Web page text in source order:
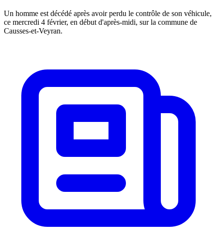
Un homme est décédé après avoir perdu le contrôle de son véhicule,
ce mercredi 4 février, en début d'après-midi, sur la commune de
Causses-et-Veyran.